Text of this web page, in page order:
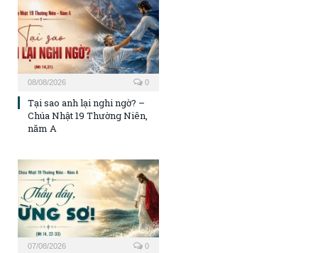
08/08/2026 0
Tại sao anh lại nghi ngờ? –
Chúa Nhật 19 Thường Niên,
năm A
07/08/2026 0